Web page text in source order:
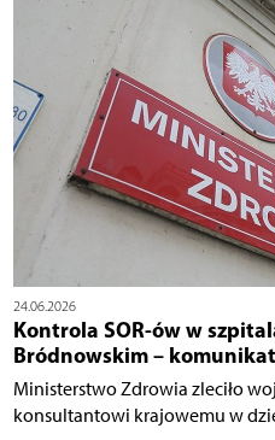
24.06.2026
Kontrola SOR-ów w
Bródnowskim –
Ministerstwo Zdrowia zleciło
konsultantowi krajowemu w